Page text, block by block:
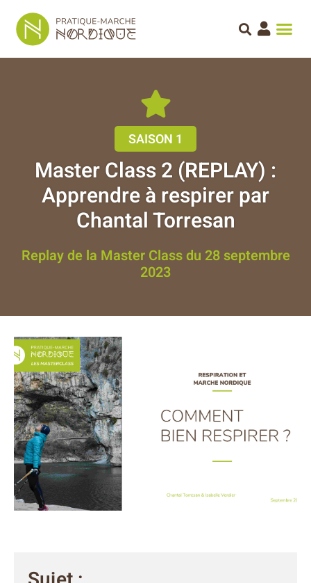
SAISON 1
Master Class 2 (REPLAY) :
Apprendre à respirer par
Chantal Torresan
Replay de la Master Class du 28 septembre
2023